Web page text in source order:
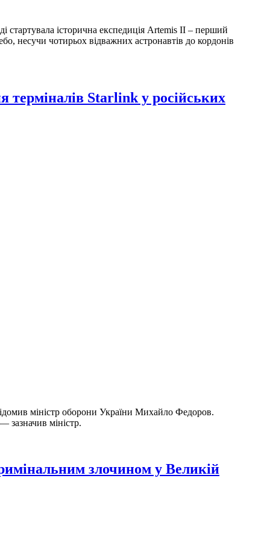
стартувала історична експедиція Artemis II – перший
несучи чотирьох відважних астронавтів до кордонів
Starlink у російських
міністр оборони України Михайло Федоров.
зазначив міністр.
злочином у Великій